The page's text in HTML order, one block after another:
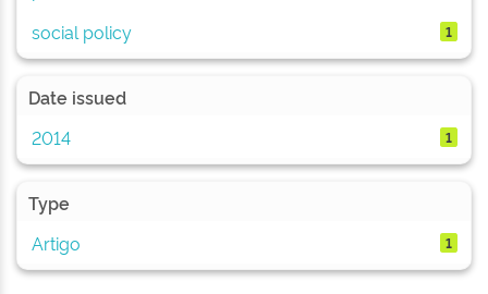
social policy 1
Date issued
2014
1
Type
Artigo
1